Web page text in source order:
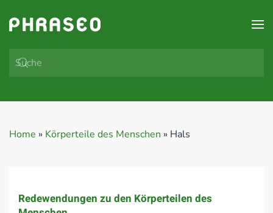
Zum Hauptinhalt springen
Home » Körperteile des Menschen » Hals
Redewendungen zu den Körperteilen des